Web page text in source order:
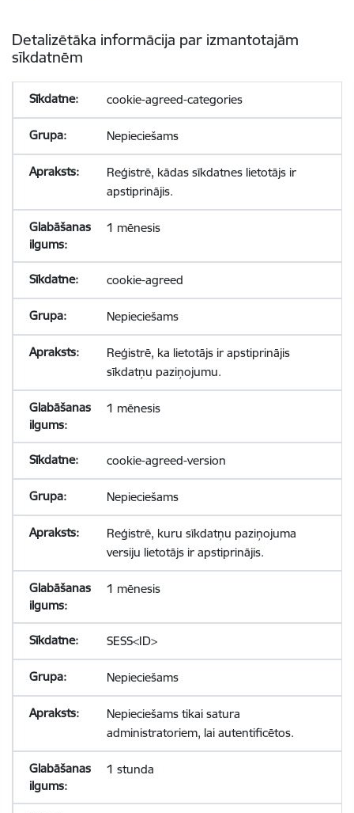
Detalizētāka informācija par izmantotajām
sīkdatnēm
cookie-agreed-categories
Nepieciešams
Reģistrē, kādas sīkdatnes lietotājs ir
apstiprinājis.
1 mēnesis
cookie-agreed
Nepieciešams
Reģistrē, ka lietotājs ir apstiprinājis
sīkdatņu paziņojumu.
1 mēnesis
cookie-agreed-version
Nepieciešams
Reģistrē, kuru sīkdatņu paziņojuma
versiju lietotājs ir apstiprinājis.
1 mēnesis
SESS<ID>
Nepieciešams
Nepieciešams tikai satura
administratoriem, lai autentificētos.
1 stunda